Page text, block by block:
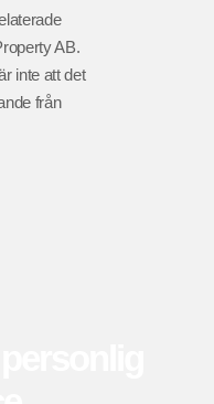
AB.
inte att det
från